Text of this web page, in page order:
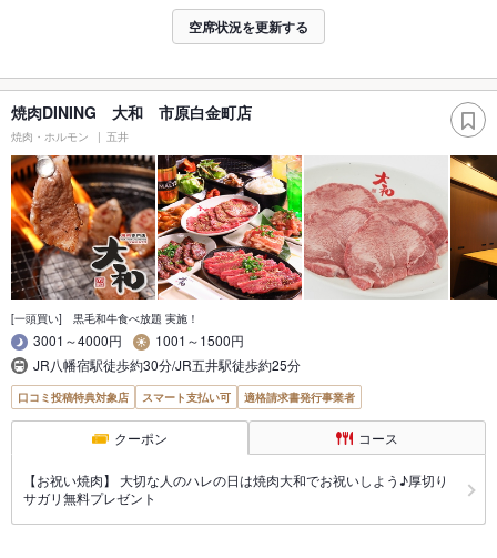
空席状況を更新する
焼肉DINING 大和 市原白金町店
焼肉・ホルモン 五井
[一頭買い] 黒毛和牛食べ放題 実施！
3001～4000円
1001～1500円
JR八幡宿駅徒歩約30分/JR五井駅徒歩約25分
口コミ投稿特典対象店 スマート支払い可 適格請求書発行事業者
クーポン コース
【お祝い焼肉】 大切な人のハレの日は焼肉大和でお祝いしよう♪厚切り
サガリ無料プレゼント